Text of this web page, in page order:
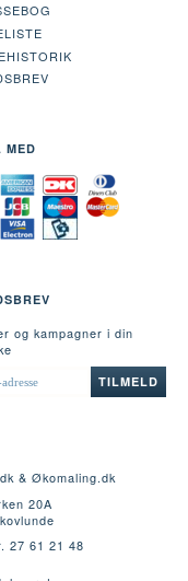
MED
og kampagner i din
TILMELD
& Økomaling.dk
20A
27 61 21 48